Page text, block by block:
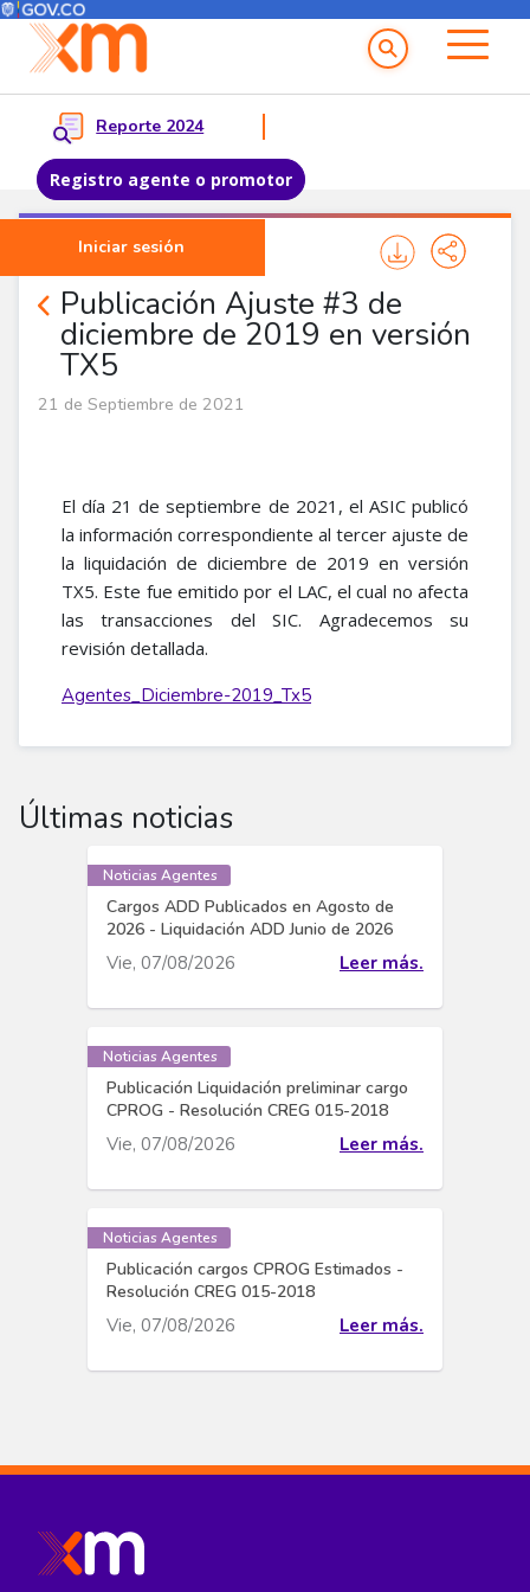
Pasar al contenido principal
Menú del Usuario
Reporte 2024
Registro agente o promotor
Iniciar sesión
Menu principal
Publicación Ajuste #3 de
diciembre de 2019 en versión
TX5
Noticias Agentes
21 de Septiembre de 2021
El día 21 de septiembre de 2021, el ASIC publicó
la información correspondiente al tercer ajuste de
la liquidación de diciembre de 2019 en versión
TX5. Este fue emitido por el LAC, el cual no afecta
las transacciones del SIC. Agradecemos su
revisión detallada.
Agentes_Diciembre-2019_Tx5
Últimas noticias
Noticias Agentes
Cargos ADD Publicados en Agosto de
2026 - Liquidación ADD Junio de 2026
Vie, 07/08/2026 Leer más.
Noticias Agentes
Publicación Liquidación preliminar cargo
CPROG - Resolución CREG 015-2018
Vie, 07/08/2026 Leer más.
Noticias Agentes
Publicación cargos CPROG Estimados -
Resolución CREG 015-2018
Vie, 07/08/2026 Leer más.